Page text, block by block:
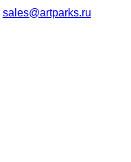
sales@artparks.ru